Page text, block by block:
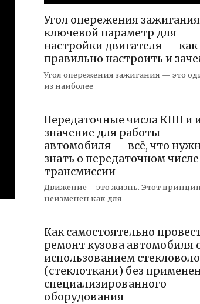
Угол опережения
ключевой параметр для
настройки двигателя — как
правильно настроить и
Угол опережения зажигания — это
из наиболее
Передаточные числа КПП и
значение для работы
автомобиля — всё, что
знать о передаточном числе
трансмиссии
Движение – это жизнь. Этот принцип
неизменен как для
Как самостоятельно
ремонт кузова автомобиля
использованием
(стеклоткани) без
специализированного
оборудования